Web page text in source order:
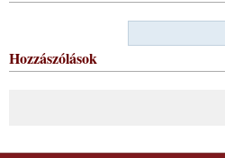
Hozzászólások